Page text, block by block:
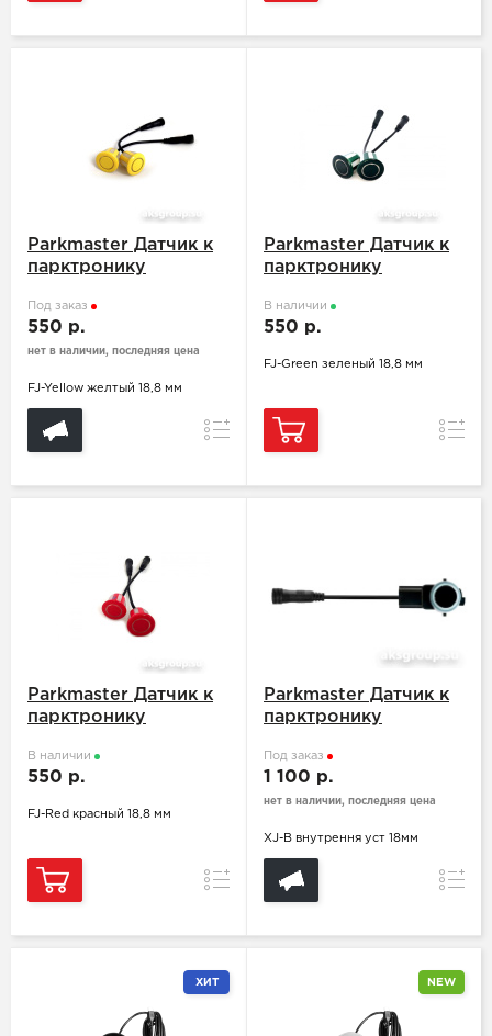
Parkmaster Датчик к
парктронику
Под заказ
550 р.
нет в наличии, последняя цена
FJ-Yellow желтый 18,8 мм
Сравнение
Parkmaster Датчик к
парктронику
В наличии
550 р.
FJ-Green зеленый 18,8 мм
Parkmaster Датчик к
парктронику
В наличии
550 р.
FJ-Red красный 18,8 мм
Сравнение
Parkmaster Датчик к
парктронику
Под заказ
1 100 р.
нет в наличии, последняя цена
XJ-B внутрення уст 18мм
ХИТ NEW